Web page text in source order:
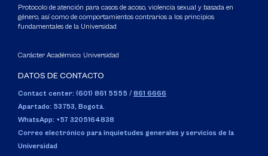
Protocolo de atención para casos de acoso, violencia sexual y basada en
género, así como de comportamientos contrarios a los principios
fundamentales de la Universidad
Carácter Académico: Universidad
DATOS DE CONTACTO
Contact center: (601) 861 5555 / 861 6666
Apartado: 53753, Bogotá.
WhatsApp: +57 3205164838
Correo electrónico para inquietudes generales y servicios de la
Universidad